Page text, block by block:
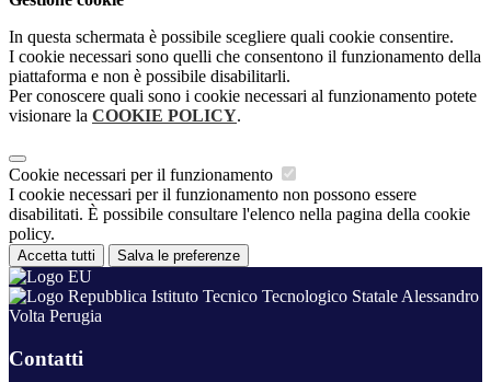
In questa schermata è possibile scegliere quali cookie consentire.
I cookie necessari sono quelli che consentono il funzionamento della
piattaforma e non è possibile disabilitarli.
Per conoscere quali sono i cookie necessari al funzionamento potete
visionare la COOKIE POLICY.
Cookie necessari per il funzionamento
I cookie necessari per il funzionamento non possono essere
disabilitati. È possibile consultare l'elenco nella pagina della cookie
policy.
Accetta tutti Salva le preferenze
Istituto Tecnico Tecnologico Statale Alessandro
Volta Perugia
Contatti